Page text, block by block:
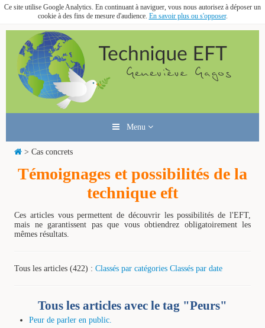
Ce site utilise Google Analytics. En continuant à naviguer, vous nous autorisez à déposer un
cookie à des fins de mesure d'audience. En savoir plus ou s'opposer.
Menu
> Cas concrets
Témoignages et possibilités de la
technique eft
Ces articles vous permettent de découvrir les possibilités de l'EFT,
mais ne garantissent pas que vous obtiendrez obligatoirement les
mêmes résultats.
Tous les articles (422) : Classés par catégories Classés par date
Tous les articles avec le tag "Peurs"
Peur de parler en public.